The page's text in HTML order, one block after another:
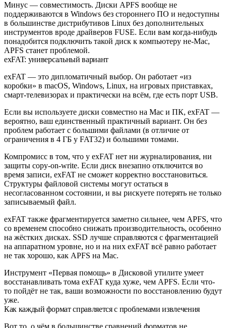
Минус — совместимость. Диски APFS вообще не
поддерживаются в Windows без стороннего ПО и недоступны
в большинстве дистрибутивов Linux без дополнительных
инструментов вроде драйверов FUSE. Если вам когда-нибудь
понадобится подключить такой диск к компьютеру не-Mac,
APFS станет проблемой.
exFAT: универсальный вариант
exFAT — это дипломатичный выбор. Он работает «из
коробки» в macOS, Windows, Linux, на игровых приставках,
смарт-телевизорах и практически на всём, где есть порт USB.
Если вы используете диски совместно на Mac и ПК, exFAT —
вероятно, ваш единственный практичный вариант. Он без
проблем работает с большими файлами (в отличие от
ограничения в 4 ГБ у FAT32) и большими томами.
Компромисс в том, что у exFAT нет ни журналирования, ни
защиты copy-on-write. Если диск внезапно отключится во
время записи, exFAT не сможет корректно восстановиться.
Структуры файловой системы могут остаться в
несогласованном состоянии, и вы рискуете потерять не только
записываемый файл.
exFAT также фрагментируется заметно сильнее, чем APFS, что
со временем способно снижать производительность, особенно
на жёстких дисках. SSD лучше справляются с фрагментацией
на аппаратном уровне, но и на них exFAT всё равно работает
не так хорошо, как APFS на Mac.
Инструмент «Первая помощь» в Дисковой утилите умеет
восстанавливать тома exFAT куда хуже, чем APFS. Если что-
то пойдёт не так, ваши возможности по восстановлению будут
уже.
Как каждый формат справляется с проблемами извлечения
Вот то, о чём в большинстве сравнений форматов не